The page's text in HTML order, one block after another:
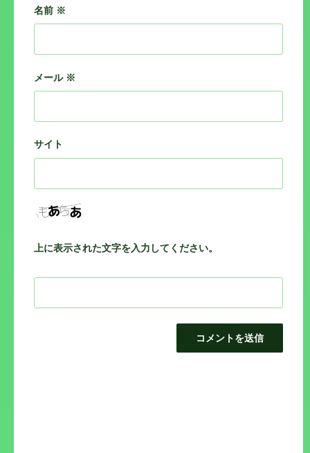
名前 ※
メール ※
サイト
上に表示された文字を入力してください。